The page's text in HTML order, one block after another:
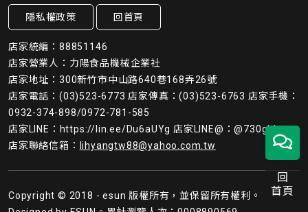
隱私權政策 回首頁
店家統編：88851146
店家營業人：力陽食品機械企業社
店家地址：300新竹市中山路640巷168弄26號
店家電話：(03)523-6773 店家傳真：(03)523-6763 店家手機：
0932-374-898/0972-781-585
店家LINE：https://lin.ee/Du6aUYg 店家LINE@：@730ghkws
店家聯絡信箱：
lihyangtw88@yahoo.com.tw
Copyright © 2018 - esun 版權所有，並保留所有權利。
回
首頁